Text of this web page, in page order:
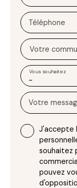
Téléphone
Votre
-
Vous souhaitez
Votre
J'accepte
souhaitez
pouvez